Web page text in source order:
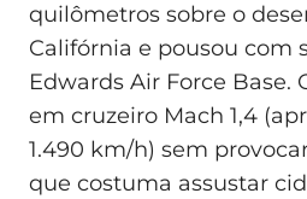
quilômetros sobre o
Califórnia e pousou com
Edwards Air Force Base.
em cruzeiro Mach 1,4
1.490 km/h) sem
que costuma assustar